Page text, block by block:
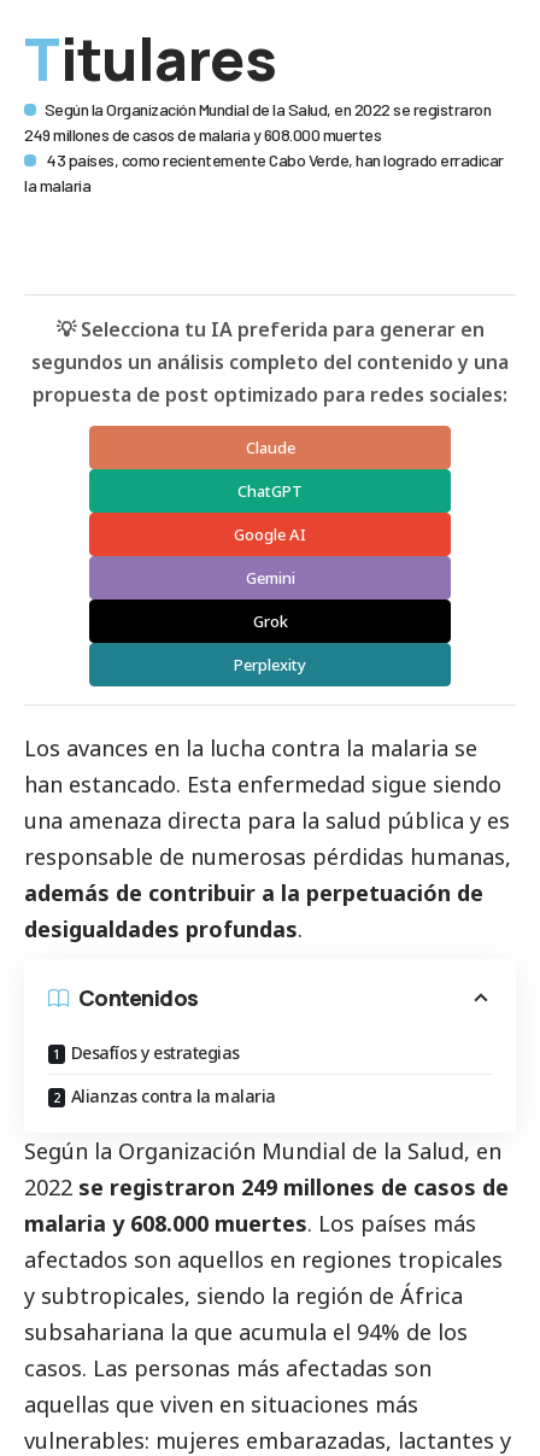
Titulares
Según la Organización Mundial de la Salud, en 2022 se registraron
249 millones de casos de malaria y 608.000 muertes
43 países, como recientemente Cabo Verde, han logrado erradicar
la malaria
💡 Selecciona tu IA preferida para generar en
segundos un análisis completo del contenido y una
propuesta de post optimizado para redes sociales:
Claude
ChatGPT
Google AI
Gemini
Grok
Perplexity
Los avances en la lucha contra la malaria se
han estancado. Esta enfermedad sigue siendo
una amenaza directa para la salud pública y es
responsable de numerosas pérdidas humanas,
además de contribuir a la perpetuación de
desigualdades profundas.
Contenidos
Desafíos y estrategias
Alianzas contra la malaria
Según la Organización Mundial de la Salud, en
2022 se registraron 249 millones de casos de
malaria y 608.000 muertes. Los países más
afectados son aquellos en regiones tropicales
y subtropicales, siendo la región de África
subsahariana la que acumula el 94% de los
casos. Las personas más afectadas son
aquellas que viven en situaciones más
vulnerables: mujeres embarazadas, lactantes y